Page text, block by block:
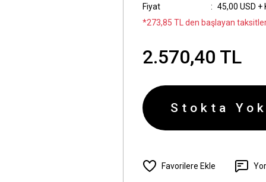
Fiyat
45,00 USD +
*273,85 TL den başlayan
2.570,40 TL
Stokta